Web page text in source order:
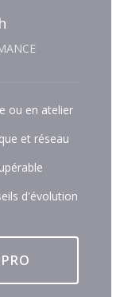
ou en atelier
et réseau
d'évolution